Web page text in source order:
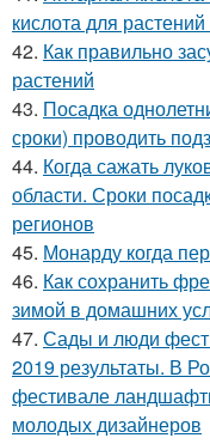
кислота для
42. Как правильно
растений
43. Посадка
сроки) проводить
44. Когда сажать
области. Сроки
регионов
45. Монарду когда
46. Как сохранить
зимой в домашних
47. Сады и люди
2019 результаты. В
фестивале
молодых дизайнеров